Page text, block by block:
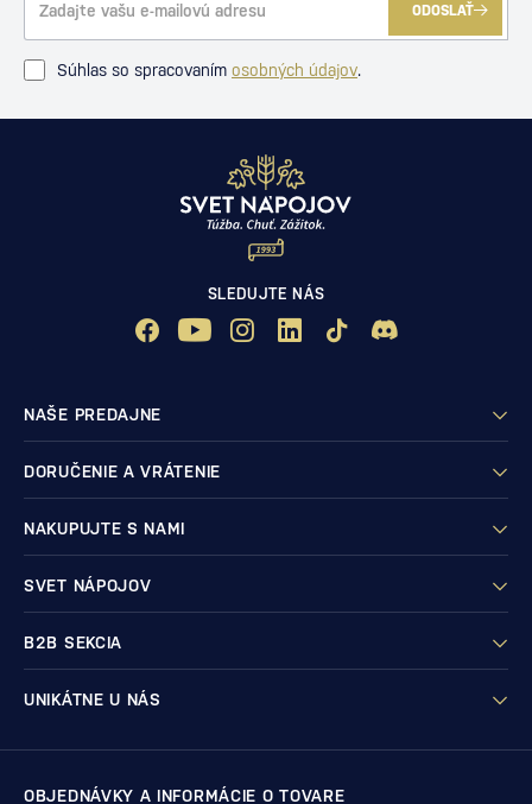
ODOSLAŤ
Súhlas so spracovaním osobných údajov.
SLEDUJTE NÁS
NAŠE PREDAJNE
DORUČENIE A VRÁTENIE
NAKUPUJTE S NAMI
SVET NÁPOJOV
B2B SEKCIA
UNIKÁTNE U NÁS
OBJEDNÁVKY A INFORMÁCIE O TOVARE